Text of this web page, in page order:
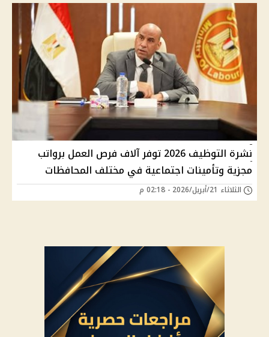
نشرة التوظيف 2026 توفر آلاف فرص العمل برواتب
مجزية وتأمينات اجتماعية في مختلف المحافظات
الثلاثاء 21/أبريل/2026 - 02:18 م